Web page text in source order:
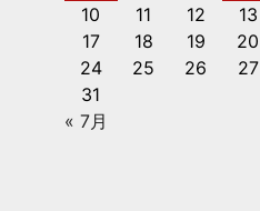
10
11 12 13
17
18 19 20
24
25 26 27
31
« 7月